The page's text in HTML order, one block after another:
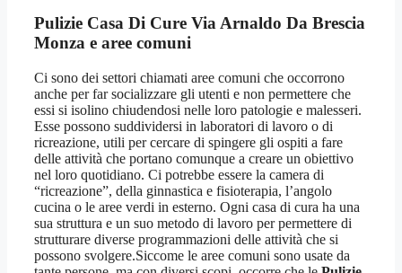
Pulizie Casa Di Cure Via Arnaldo Da Brescia
Monza e aree comuni
Ci sono dei settori chiamati aree comuni che occorrono
anche per far socializzare gli utenti e non permettere che
essi si isolino chiudendosi nelle loro patologie e malesseri.
Esse possono suddividersi in laboratori di lavoro o di
ricreazione, utili per cercare di spingere gli ospiti a fare
delle attività che portano comunque a creare un obiettivo
nel loro quotidiano. Ci potrebbe essere la camera di
“ricreazione”, della ginnastica e fisioterapia, l’angolo
cucina o le aree verdi in esterno. Ogni casa di cura ha una
sua struttura e un suo metodo di lavoro per permettere di
strutturare diverse programmazioni delle attività che si
possono svolgere.Siccome le aree comuni sono usate da